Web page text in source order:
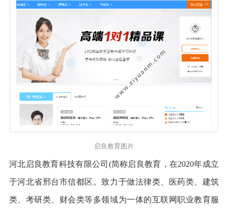
启良教育图片
河北启良教育科技有限公司(简称启良教育，在2020年成立
于河北省邢台市信都区。致力于做法律类、医药类、建筑
类、考研类、财会类等多领域为一体的互联网职业教育服